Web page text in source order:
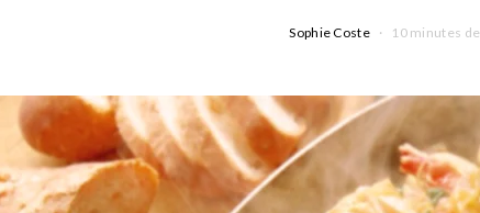
Sophie Coste 10 minutes